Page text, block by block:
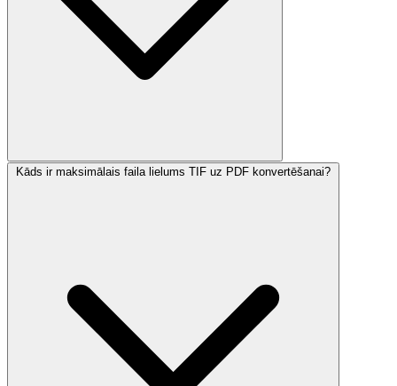
Kāds ir maksimālais faila lielums TIF uz PDF konvertēšanai?